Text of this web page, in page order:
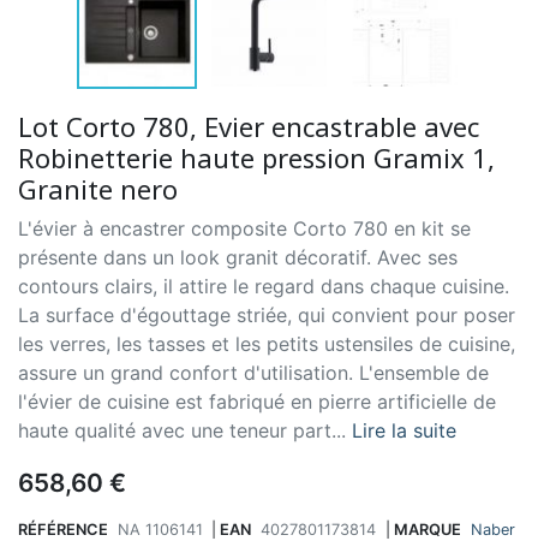
Lot Corto 780, Evier encastrable avec
Robinetterie haute pression Gramix 1,
Granite nero
L'évier à encastrer composite Corto 780 en kit se
présente dans un look granit décoratif. Avec ses
contours clairs, il attire le regard dans chaque cuisine.
La surface d'égouttage striée, qui convient pour poser
les verres, les tasses et les petits ustensiles de cuisine,
assure un grand confort d'utilisation. L'ensemble de
l'évier de cuisine est fabriqué en pierre artificielle de
haute qualité avec une teneur part... Lire la suite
658,60 €
RÉFÉRENCE NA 1106141 EAN 4027801173814 MARQUE Naber